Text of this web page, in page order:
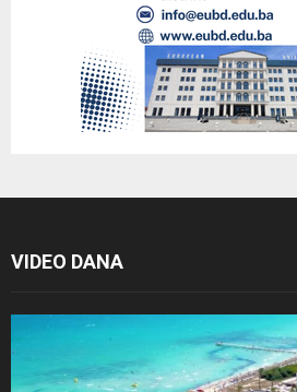
VIDEO DANA